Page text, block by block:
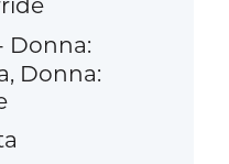
Donna:
Donna: